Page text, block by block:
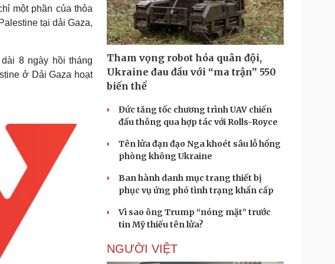
Doanh nghiệp 24h
Doanh nhân
Vì cộng đồng
Tin Công nghệ
Trải nghiệm
Chuyển đổi số
Du lịch
Tư vấn
Podcast
Câu chuyện thời sự
Cửa sổ tình yêu
Kể chuyện cho bé
Hạt giống tâm hồn
một phần của thỏa
tại dải Gaza,
8 ngày hồi tháng
ở Dải Gaza hoạt
Tham vọng robot hóa quân đội,
Ukraine đau đầu với “ma trận” 550
biến thể
Đức tăng tốc chương trình UAV chiến
đấu thông qua hợp tác với Rolls-Royce
Tên lửa đạn đạo Nga khoét sâu lỗ hổng
phòng không Ukraine
Ban hành danh mục trang thiết bị
phục vụ ứng phó tình trạng khẩn cấp
Vì sao ông Trump “nóng mặt” trước
tin Mỹ thiếu tên lửa?
NGƯỜI VIỆT